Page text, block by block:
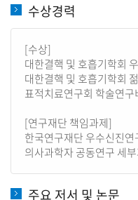
수상경력
[수상]
대한결핵 및 호흡기학회
대한결핵 및 호흡기학회
표적치료연구회 학술연
[연구재단 책임과제]
한국연구재단 우수신진
의사과학자 공동연구 세
주요 저서 및 논문